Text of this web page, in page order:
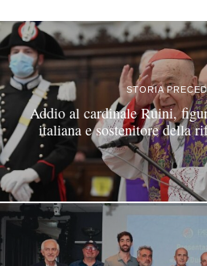
STORIA
Addio al cardinale Ruini,
italiana e sostenitore della